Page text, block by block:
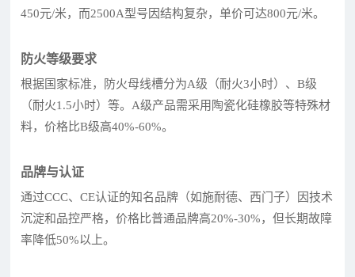
450元/米，而2500A型号因结构复杂，单价可达800元/米。
防火等级要求
根据国家标准，防火母线槽分为A级（耐火3小时）、B级
（耐火1.5小时）等。A级产品需采用陶瓷化硅橡胶等特殊材
料，价格比B级高40%-60%。
品牌与认证
通过CCC、CE认证的知名品牌（如施耐德、西门子）因技术
沉淀和品控严格，价格比普通品牌高20%-30%，但长期故障
率降低50%以上。